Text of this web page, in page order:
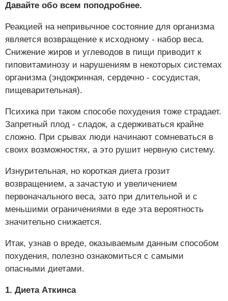
Давайте обо всем поподробнее.
Реакцией на непривычное состояние для организма
является возвращение к исходному - набор веса.
Снижение жиров и углеводов в пищи приводит к
гиповитаминозу и нарушениям в некоторых системах
организма (эндокринная, сердечно - сосудистая,
пищеварительная).
Психика при таком способе похудения тоже страдает.
Запретный плод - сладок, а сдерживаться крайне
сложно. При срывах люди начинают сомневаться в
своих возможностях, а это рушит нервную систему.
Изнурительная, но короткая диета грозит
возвращением, а зачастую и увеличением
первоначального веса, зато при длительной и с
меньшими ограничениями в еде эта вероятность
значительно снижается.
Итак, узнав о вреде, оказываемым данным способом
похудения, полезно ознакомиться с самыми
опасными диетами.
1. Диета Аткинса